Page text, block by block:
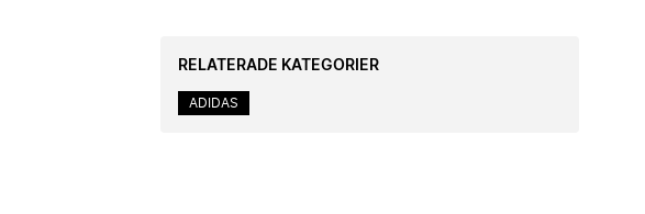
RELATERADE KATEGORIER
ADIDAS